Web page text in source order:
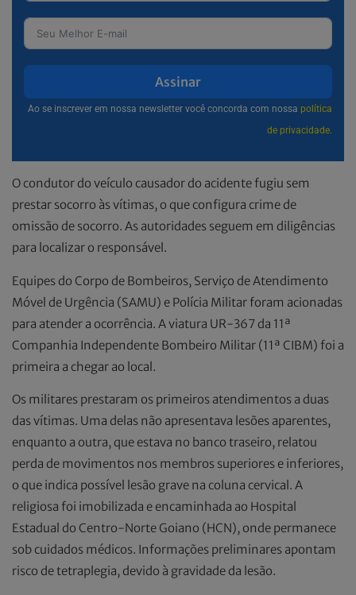
Assinar
Ao se inscrever em nossa newsletter você concorda com nossa política
de privacidade.
O condutor do veículo causador do acidente fugiu sem
prestar socorro às vítimas, o que configura crime de
omissão de socorro. As autoridades seguem em diligências
para localizar o responsável.
Equipes do Corpo de Bombeiros, Serviço de Atendimento
Móvel de Urgência (SAMU) e Polícia Militar foram acionadas
para atender a ocorrência. A viatura UR-367 da 11ª
Companhia Independente Bombeiro Militar (11ª CIBM) foi a
primeira a chegar ao local.
Os militares prestaram os primeiros atendimentos a duas
das vítimas. Uma delas não apresentava lesões aparentes,
enquanto a outra, que estava no banco traseiro, relatou
perda de movimentos nos membros superiores e inferiores,
o que indica possível lesão grave na coluna cervical. A
religiosa foi imobilizada e encaminhada ao Hospital
Estadual do Centro-Norte Goiano (HCN), onde permanece
sob cuidados médicos. Informações preliminares apontam
risco de tetraplegia, devido à gravidade da lesão.